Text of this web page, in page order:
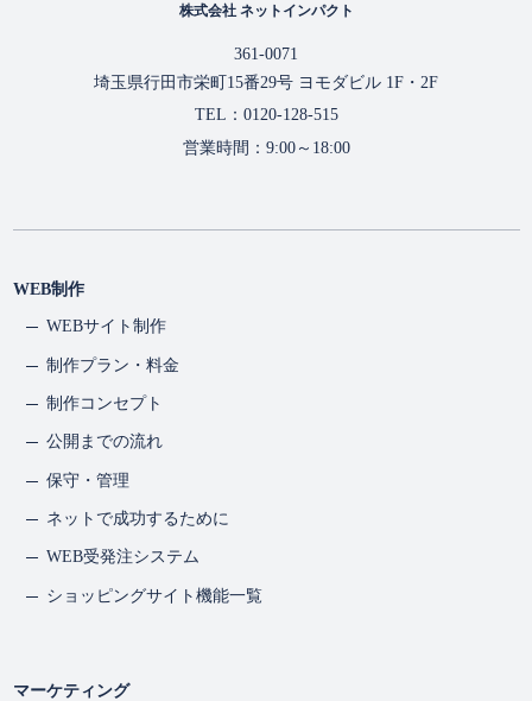
WEB制作
WEBサイト制作
制作プラン・料金
制作コンセプト
公開までの流れ
保守・管理
ネットで成功するために
WEB受発注システム
ショッピングサイト機能一覧
マーケティング
株式会社 ネットインパクト
361-0071
埼玉県行田市栄町15番29号 ヨモダビル 1F・2F
TEL：0120-128-515
営業時間：9:00～18:00